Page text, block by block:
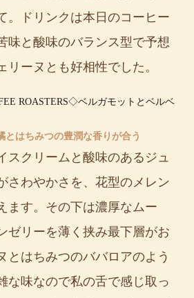
。ドリンクは本日のコーヒー
味と酸味のバランス型で予想
リーヌとも好相性でした。
とはちみつの豊潤な香りが合う
スクリームと酸味のあるジュ
さわやかさを、花型のメレン
ます。その下は濃厚なムー
ゼリーを薄く挟み最下層がお
とはちみつのババロアのよう
な味なので私の舌で感じ取っ